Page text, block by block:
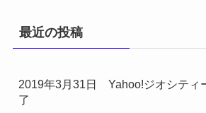
最近の投稿
2019年3月31日 Yahoo!ジオシティ
了